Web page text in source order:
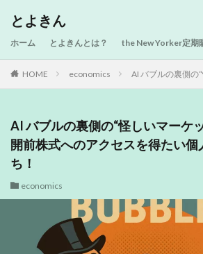
とよきん
ホーム とよきんとは？ the New Yorker定期
HOME economics AI バブルの裏側の
AI バブルの裏側の“怪しいマーケ
開前株式へのアクセスを得たい
ち！
economics